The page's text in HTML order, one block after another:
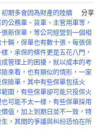
分享
期多會因為財產的陸續
公務車、貨車、主管用車等，
新保單，等公司經營到一個相
輛，保單也有數十張，每張保
，承保的條件更是五花八門，
管理上的困擾，就以成本的考
來看，也有類似的情形，一家
險單，其中有些保單包括火
圍，有些保單卻可能只投保火
可能不太一樣，有些保單採用
值，加上到期日並不一致，特
，其間的爭議與糾紛恐怕在所